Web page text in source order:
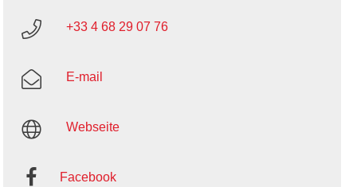
+33 4 68 29 07 76
E-mail
Webseite
Facebook